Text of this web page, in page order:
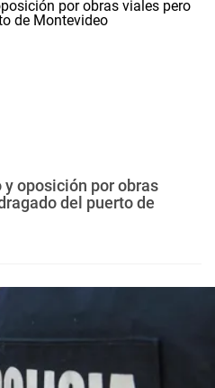
oposición por obras
del puerto de